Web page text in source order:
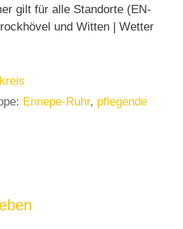
gilt für alle Standorte (EN-
und Witten | Wetter
Ennepe-Ruhr, pflegende